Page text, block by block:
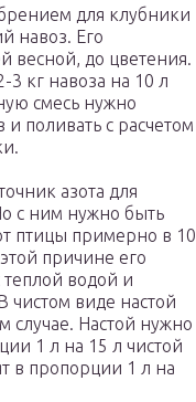
для клубники
навоз. Его
весной, до цветения.
3 кг навоза на 10 л
смесь нужно
и поливать с расчетом
азота для
с ним нужно быть
птицы примерно в 10
причине его
водой и
чистом виде настой
случае. Настой нужно
1 л на 15 л чистой
в пропорции 1 л на